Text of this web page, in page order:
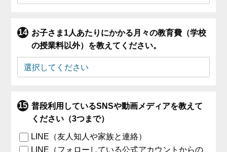
お子さま1人あたりにかかる月々の教育費（学校
の授業料以外）を教えてください。
普段利用しているSNSや動画メディアを教えて
ください（3つまで）
LINE（友人知人や家族と連絡）
LINE（フォローしている公式アカウントからの